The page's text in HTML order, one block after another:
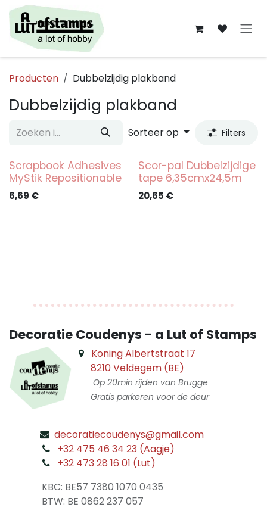
Overslaan naar inhoud
Producten Dubbelzijdig plakband
Dubbelzijdig plakband
Sorteer op Filters
Scrapbook Adhesives
MyStik Repositionable
6,69 €
Scor-pal Dubbelzijdige
tape 6,35cmx24,5m
20,65 €
Decoratie Coudenys - a Lut of Stamps
Koning Albertstraat 17
8210 Veldegem (BE)
Op 20min rijden van Brugge
Gratis parkeren voor de deur
decoratiecoudenys@gmail.com
+32 475 46 34 23 (Aagje)
+32 473 28 16 01 (Lut)
KBC: BE57 7380 1070 0435
​ BTW: BE 0862 237 057